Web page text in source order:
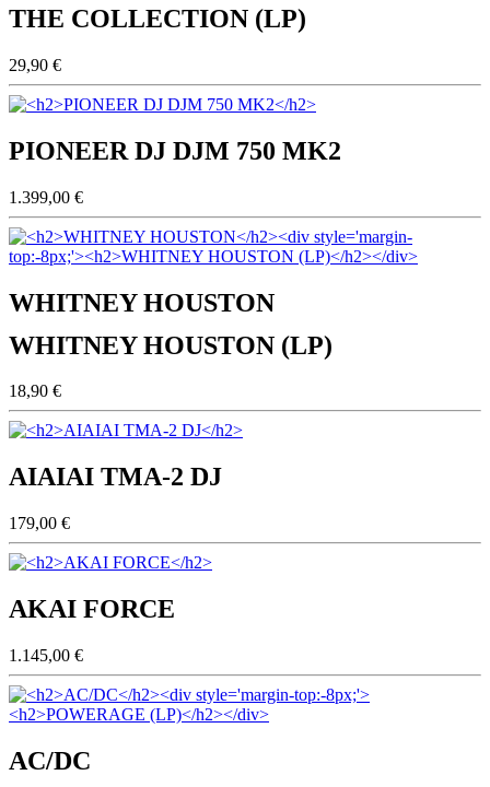
THE COLLECTION (LP)
29,90 €
PIONEER DJ DJM 750 MK2
1.399,00 €
WHITNEY HOUSTON
WHITNEY HOUSTON (LP)
18,90 €
AIAIAI TMA-2 DJ
179,00 €
AKAI FORCE
1.145,00 €
AC/DC